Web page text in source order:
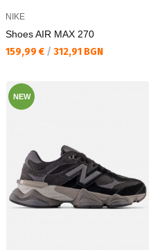
NIKE
Shoes AIR MAX 270
Текуща цена:
159,99 € / 312,91 BGN
NEW